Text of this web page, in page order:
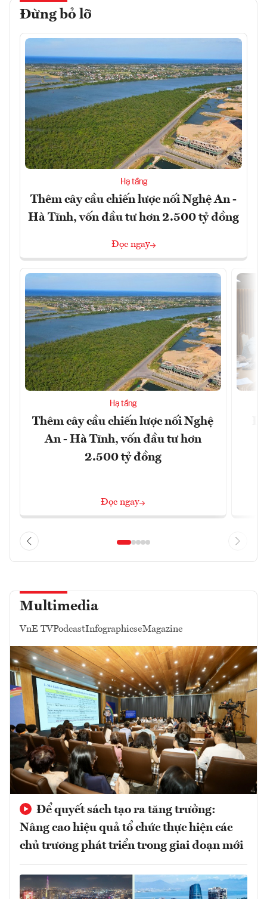
Đừng bỏ lỡ
Hạ tầng
Thêm cây cầu chiến lược nối Nghệ An -
Hà Tĩnh, vốn đầu tư hơn 2.500 tỷ đồng
Đọc ngay
Hạ tầng
Thêm cây cầu chiến lược nối Nghệ
An - Hà Tĩnh, vốn đầu tư hơn
2.500 tỷ đồng
Đọc ngay
Multimedia
VnE TVPodcastInfographicseMagazine
Để quyết sách tạo ra tăng trưởng:
Nâng cao hiệu quả tổ chức thực hiện các
chủ trương phát triển trong giai đoạn mới